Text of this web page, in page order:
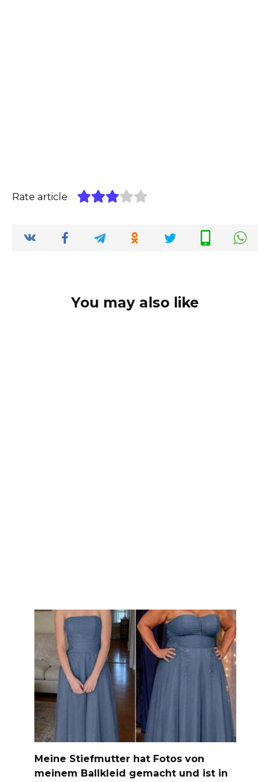
Rate article
You may also like
Meine Stiefmutter hat Fotos von
meinem Ballkleid gemacht und ist in